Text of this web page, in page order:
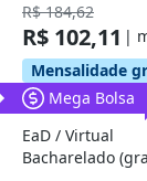
R$ 184,62
R$ 102,11 |
Mensalidade
Mega Bolsa
EaD / Virtual
Bacharelado